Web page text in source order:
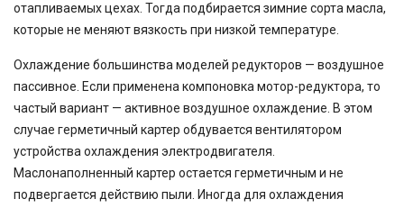
отапливаемых цехах. Тогда подбирается зимние сорта масла,
которые не меняют вязкость при низкой температуре.
Охлаждение большинства моделей редукторов — воздушное
пассивное. Если применена компоновка мотор-редуктора, то
частый вариант — активное воздушное охлаждение. В этом
случае герметичный картер обдувается вентилятором
устройства охлаждения электродвигателя.
Маслонаполненный картер остается герметичным и не
подвергается действию пыли. Иногда для охлаждения